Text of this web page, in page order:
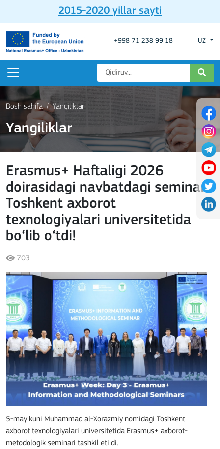
2015-2020 yillar sayti
+998 71 238 99 18 UZ
Bosh sahifa Yangiliklar
Yangiliklar
Erasmus+ Haftaligi 2026
doirasidagi navbatdagi seminar
Toshkent axborot
texnologiyalari universitetida
bo‘lib o‘tdi!
703
5-may kuni Muhammad al-Xorazmiy nomidagi Toshkent
axborot texnologiyalari universitetida Erasmus+ axborot-
metodologik seminari tashkil etildi.